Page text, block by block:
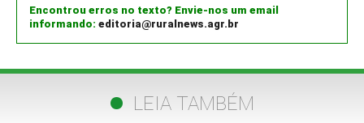
Encontrou erros no texto? Envie-nos um email
informando: editoria@ruralnews.agr.br
LEIA TAMBÉM